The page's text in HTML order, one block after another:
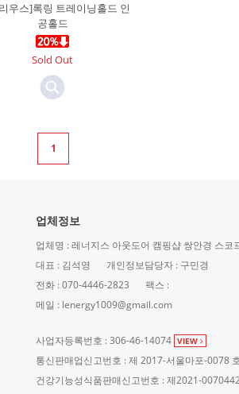
우스]록링 트레이닝홀드 인
공홀드
Sold Out
1
업체정보
업체명 : 레너지스 아웃도어 캠핑샵 쌍안경 스코
대표 : 김석영
개인정보담당자 : 구민경
전화 : 070-4446-2823
팩스 :
메일 : lenergy1009@gmail.com
사업자등록번호 : 306-46-14074 VIEW
통신판매업신고번호 : 제 2017-서울마포-0078
건강기능성식품판매신고번호 : 제2021-